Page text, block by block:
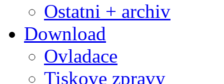
Ostatni + archiv
Download
Ovladace
Tiskove zpravy